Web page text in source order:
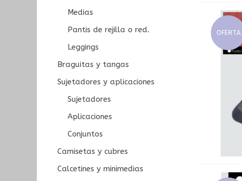
Medias
Pantis de rejilla o red.
Leggings
Braguitas y tangas
Sujetadores y aplicaciones
Sujetadores
Aplicaciones
Conjuntos
Camisetas y cubres
Calcetines y minimedias
OFERTA